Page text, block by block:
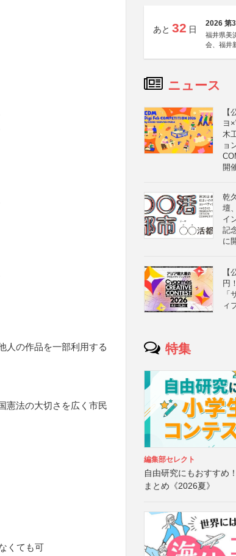
人の作品を一部利用する
憲法の大切さを広く市民
くても可
あと 32 日
2026 第
福井県美
会、福井
ニュース
ヨ
木
ョ
開
乾
壇
イ
記
に
円
「
ィ
特集
編集部セレクト
自由研究にもおすすめ
まとめ《2026夏》